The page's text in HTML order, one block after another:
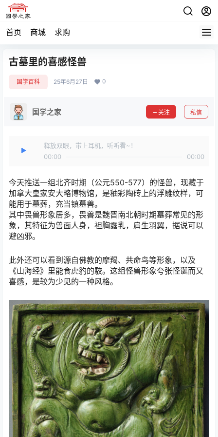
首页 商城 求购
古墓里的喜感怪兽
国学百科 25年6月27日 0
国学之家 关注 私信
释放双眼，带上耳机，听听看~！
00:00
00:00
今天推送一组北齐时期（公元550-577）的怪兽，现藏于
加拿大皇家安大略博物馆，是秞彩陶砖上的浮雕纹样，可
能用于墓葬，充当镇墓兽。
其中畏兽形象居多，畏兽是魏晋南北朝时期墓葬常见的形
象，其特征为兽面人身，袒胸露乳，肩生羽翼，据说可以
避凶邪。
此外还可以看到源自佛教的摩羯、共命鸟等形象，以及
《山海经》里能食虎豹的駮。这组怪兽形象夸张怪诞而又
喜感，是较为少见的一种风格。